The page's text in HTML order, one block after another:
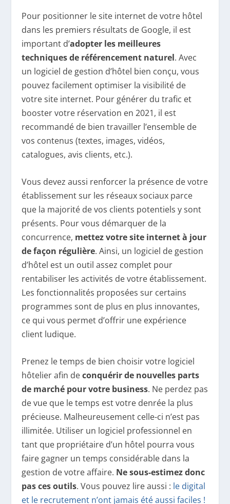
Pour positionner le site internet de votre hôtel
dans les premiers résultats de Google, il est
important d’adopter les meilleures
techniques de référencement naturel. Avec
un logiciel de gestion d’hôtel bien conçu, vous
pouvez facilement optimiser la visibilité de
votre site internet. Pour générer du trafic et
booster votre réservation en 2021, il est
recommandé de bien travailler l’ensemble de
vos contenus (textes, images, vidéos,
catalogues, avis clients, etc.).
Vous devez aussi renforcer la présence de votre
établissement sur les réseaux sociaux parce
que la majorité de vos clients potentiels y sont
présents. Pour vous démarquer de la
concurrence, mettez votre site internet à jour
de façon régulière. Ainsi, un logiciel de gestion
d’hôtel est un outil assez complet pour
rentabiliser les activités de votre établissement.
Les fonctionnalités proposées sur certains
programmes sont de plus en plus innovantes,
ce qui vous permet d’offrir une expérience
client ludique.
Prenez le temps de bien choisir votre logiciel
hôtelier afin deconquérir de nouvelles parts
de marché pour votre business. Ne perdez pas
de vue que le temps est votre denrée la plus
précieuse. Malheureusement celle-ci n’est pas
illimitée. Utiliser un logiciel professionnel en
tant que propriétaire d’un hôtel pourra vous
faire gagner un temps considérable dans la
gestion de votre affaire. Ne sous-estimez donc
pas ces outils. Vous pouvez lire aussi : le digital
et le recrutement n’ont jamais été aussi faciles !